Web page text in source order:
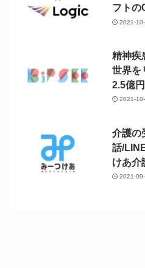
フトの
2021-
精神疾
世界を
2.5億
2021-
介護の
話/
けあ介
2021-